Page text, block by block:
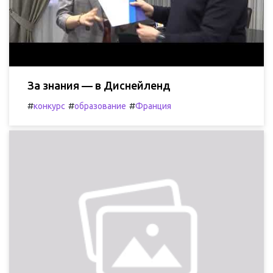
За знания — в Диснейленд
#конкурс #образование #Франция